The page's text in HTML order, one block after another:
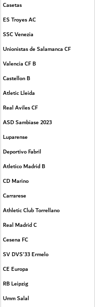
Casetas
ES Troyes AC
SSC Venezia
Unionistas de Salamanca CF
Valencia CF B
Castellon B
Atletic Lleida
Real Aviles CF
ASD Sambiase 2023
Luparense
Deportivo Fabril
Atletico Madrid B
CD Marino
Carrarese
Athletic Club Torrellano
Real Madrid C
Cesena FC
SV DVS'33 Ermelo
CE Europa
RB Leipzig
Umm Salal